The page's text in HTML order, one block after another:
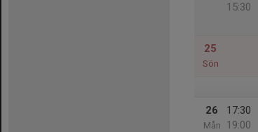
15:30
25
Sön
26
Mån
17:30
19:00